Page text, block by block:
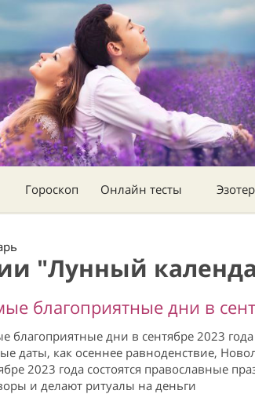
Гороскоп Онлайн тесты
"Лунный
благоприятные дни в
благоприятные дни в сентябре 2023
даты, как осеннее равноденствие,
2023 года состоятся православные
и делают ритуалы на деньги